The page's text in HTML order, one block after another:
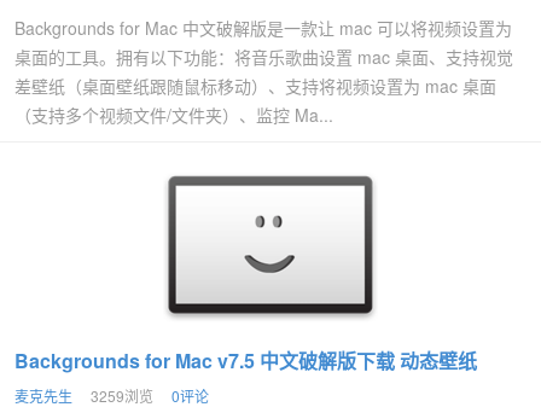
Backgrounds for Mac 中文破解版是一款让 mac 可以将视频设置为
桌面的工具。拥有以下功能：将音乐歌曲设置 mac 桌面、支持视觉
差壁纸（桌面壁纸跟随鼠标移动）、支持将视频设置为 mac 桌面
（支持多个视频文件/文件夹）、监控 Ma...
Backgrounds for Mac v7.5 中文破解版下载 动态壁纸
麦克先生 3259浏览 0评论